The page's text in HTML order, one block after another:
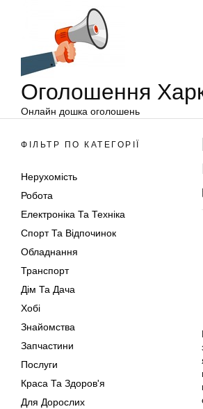
Оголошення
Онлайн дошка оголошень
ФІЛЬТР ПО КАТЕГОРІЇ
Нерухомість
Робота
Електроніка Та Техніка
Спорт Та Відпочинок
Обладнання
Транспорт
Дім Та Дача
Хобі
Знайомства
Запчастини
Послуги
Краса Та Здоров'я
Для Дорослих